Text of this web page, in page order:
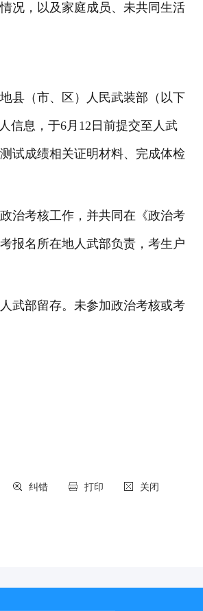
况，以及家庭成员、未共同生活
县（市、区）人民武装部（以下
信息，于6月12日前提交至人武
试成绩相关证明材料、完成体检
治考核工作，并共同在《政治考
报名所在地人武部负责，考生户
武部留存。未参加政治考核或考
关闭
打印
纠错